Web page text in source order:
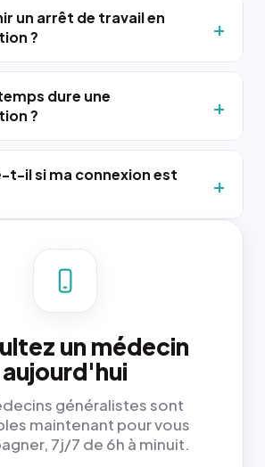
un arrêt de travail en
?
dure une
?
t-il si ma connexion est
un médecin
aujourd'hui
généralistes sont
maintenant pour vous
7j/7 de 6h à minuit.